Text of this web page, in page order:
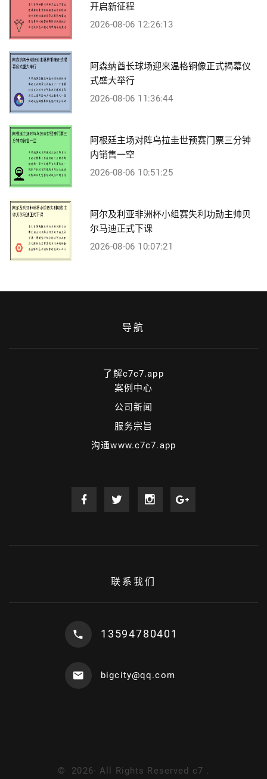
开启新征程
2026-08-06 12:26:13
阿森纳酋长球场迎来温格铜像正式揭幕仪
式盛大举行
2026-08-06 11:36:44
阿根廷主场对阵乌拉圭世预赛门票三分钟
内销售一空
2026-08-06 10:51:25
阿尔及利亚非洲杯小组赛失利功勋主帅贝
尔马迪正式下课
2026-08-06 10:07:21
导航
了解c7c7.app
案例中心
公司新闻
服务宗旨
沟通www.c7c7.app
联系我们
13594780401
bigcity@qq.com
© 2026- All Rights Reserved c7 .